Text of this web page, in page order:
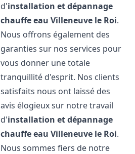
d'installation et dépannage
chauffe eau Villeneuve le Roi.
Nous offrons également des
garanties sur nos services pour
vous donner une totale
tranquillité d'esprit. Nos clients
satisfaits nous ont laissé des
avis élogieux sur notre travail
d'installation et dépannage
chauffe eau Villeneuve le Roi.
Nous sommes fiers de notre